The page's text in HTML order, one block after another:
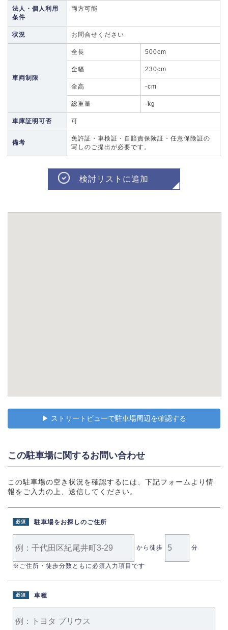
法人・個人利用
条件
両方可能
状況 お問合せください
車両制限
全長 500cm
全幅 230cm
全高 -cm
総重量 -kg
車庫証明可否 可
備考
免許証・車検証・自賠責保険証・任意保険証の
写しのご提出が必要です。
検討リストに追加
▶︎ ストリートビューで駐車場周辺を確認する
この駐車場に関するお問い合わせ
この駐車場の空き状況を確認するには、下記フォームより情
報をご入力の上、送信してください。
駐車場をお探しのご住所
必須
から徒歩 分
※ご住所・徒歩分数ともに必須入力項目です
車種
必須